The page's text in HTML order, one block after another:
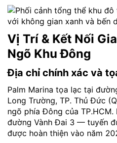
Vị Trí & Kết Nối
Ngõ Khu Đông
Địa chỉ chính xác và
Palm Marina tọa lạc tại
Long Trường, TP. Thủ Đức
ngõ phía Đông của
đường Vành Đai 3 — tuyến
được hoàn thiện vào năm